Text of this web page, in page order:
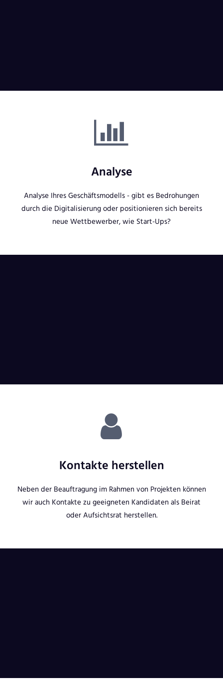
Analyse
Analyse Ihres Geschäftsmodells - gibt es Bedrohungen
durch die Digitalisierung oder positionieren sich bereits
neue Wettbewerber, wie Start-Ups?
Kontakte herstellen
Neben der Beauftragung im Rahmen von Projekten können
wir auch Kontakte zu geeigneten Kandidaten als Beirat
oder Aufsichtsrat herstellen.